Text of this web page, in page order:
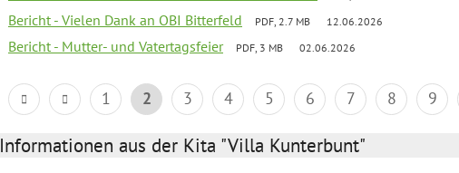
Bericht - Vielen Dank an OBI Bitterfeld PDF, 2.7 MB 12.06.2026
Bericht - Mutter- und Vatertagsfeier PDF, 3 MB 02.06.2026
1 2 3 4 5 6 7 8 9
Informationen aus der Kita "Villa Kunterbunt"